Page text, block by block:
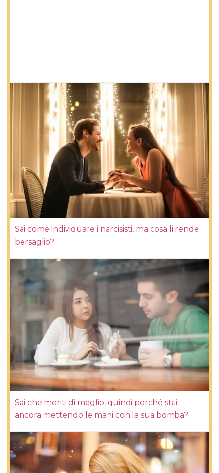
Sai come individuare i narcisisti, ma cosa li rende
bersaglio?
Sai che meriti di meglio, quindi perché stai
ancora mettendo le mani con la sua bomba?